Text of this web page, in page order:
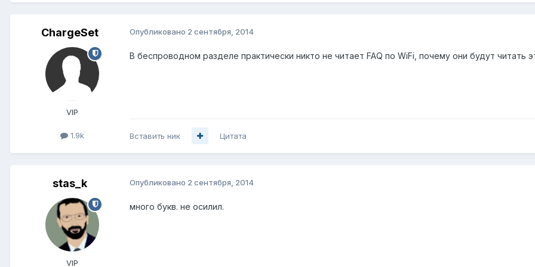
ChargeSet
VIP
1.9k
Опубликовано 2 сентября, 2014
В беспроводном разделе практически никто не читает FAQ по WiFi, почему они будут читать
Вставить ник Цитата
stas_k
VIP
Опубликовано 2 сентября, 2014
много букв. не осилил.